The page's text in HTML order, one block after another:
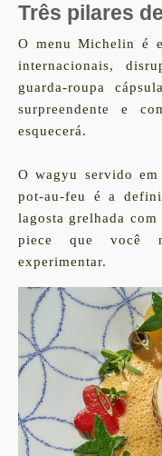
Três pilares
O menu Michelin é
internacionais,
guarda-roupa
surpreendente e
esquecerá.
O wagyu servido
pot-au-feu é a
lagosta grelhada
piece que você
experimentar.